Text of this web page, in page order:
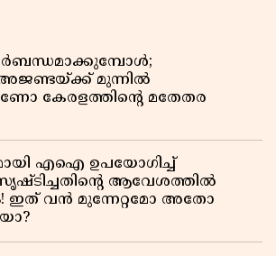
മുന്നിൽ
കേരളത്തിന്റെ മതേതര
എഐ ഉപയോഗിച്ച്
ആവേശത്തിൽ
ഇത് വൻ മുന്നേറ്റമോ അതോ